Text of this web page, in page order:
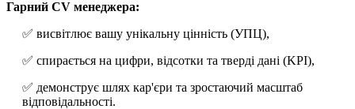
Гарний CV менеджера:
✅ висвітлює вашу унікальну цінність (УПЦ),
✅ спирається на цифри, відсотки та тверді дані (KPI),
✅ демонструє шлях кар'єри та зростаючий масштаб
відповідальності.